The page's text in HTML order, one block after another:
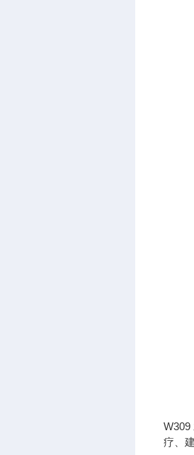
疗、